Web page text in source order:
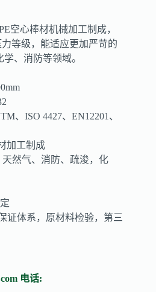
空心棒材机械加工制成，
等级，能适应更加严苛的
、消防等领域。
、ISO 4427、EN12201、
加工制成
天然气、消防、疏浚，化
证体系，原材料检验，第三
电话: